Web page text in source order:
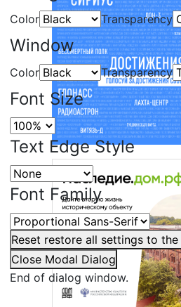
Color Transparency
Window
Color Transparency
Font Size
Text Edge Style
Font Family
Reset restore all settings to
Close Modal Dialog
End of dialog window.